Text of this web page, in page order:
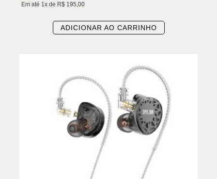
Em até 1x de R$ 195,00
ADICIONAR AO CARRINHO